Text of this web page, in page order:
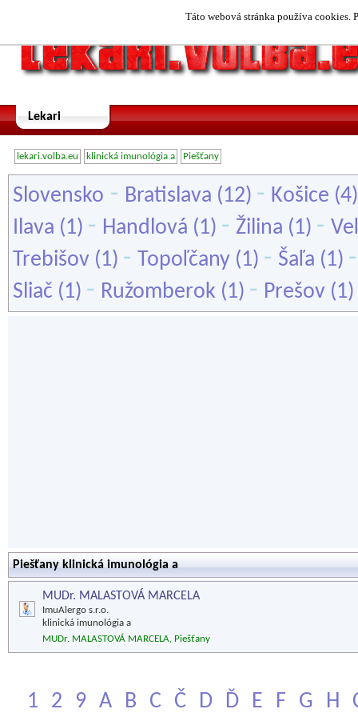
Táto webová stránka používa cookies.
Lekari
lekari.volba.eu klinická imunológia a Piešťany
Slovensko - Bratislava (12) - Košice
Ilava (1) - Handlová (1) - Žilina (1) -
Trebišov (1) - Topoľčany (1) - Šaľa (1)
Sliač (1) - Ružomberok (1) - Prešov (1)
Piešťany klinická imunológia a
MUDr. MALASTOVÁ MARCELA
ImuAlergo s.r.o.
klinická imunológia a
MUDr. MALASTOVÁ MARCELA, Piešťany
1 2 9 A B C Č D Ď E F G H